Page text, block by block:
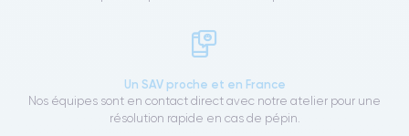
Un SAV proche et en France
Nos équipes sont en contact direct avec notre atelier pour une
résolution rapide en cas de pépin.